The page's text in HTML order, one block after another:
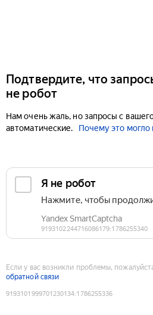
Подтвердите, что
не робот
Нам очень жаль, но запросы с
автоматические.
Почему это могло
Если у вас возникли проблемы,
обратной связи
9193101999701230134:1786255336